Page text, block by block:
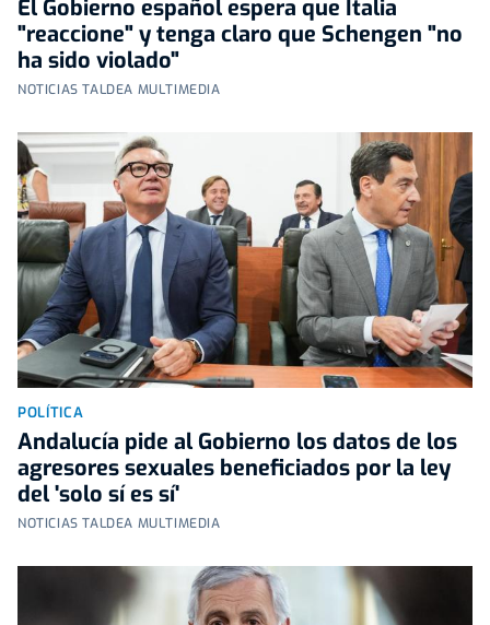
El Gobierno español espera que Italia
"reaccione" y tenga claro que Schengen "no
ha sido violado"
NOTICIAS TALDEA MULTIMEDIA
POLÍTICA
Andalucía pide al Gobierno los datos de los
agresores sexuales beneficiados por la ley
del 'solo sí es sí'
NOTICIAS TALDEA MULTIMEDIA